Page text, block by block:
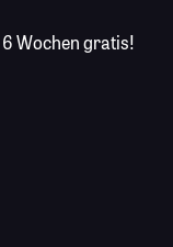
6 Wochen gratis!